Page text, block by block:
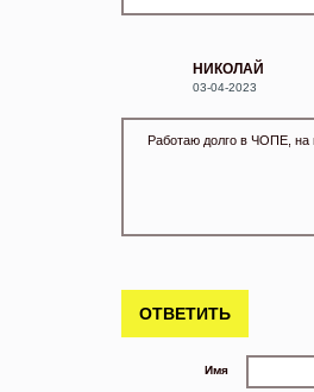
НИКОЛАЙ
03-04-2023
Работаю долго в ЧОПЕ, на
ОТВЕТИТЬ
Имя